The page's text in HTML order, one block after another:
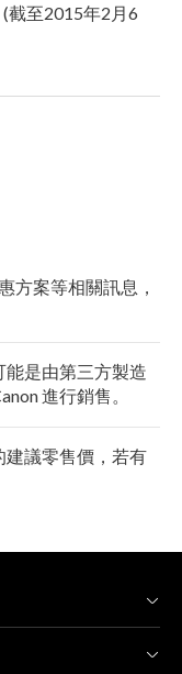
截至2015年2月6
方案等相關訊息，
能是由第三方製造
進行銷售。
議零售價，若有